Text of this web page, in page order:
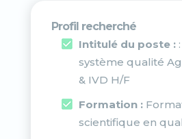
Profil recherché
Intitulé du poste ::
système qualité
& IVD H/F
Formation :
scientifique en